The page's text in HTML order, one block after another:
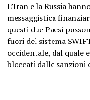
L’Iran e la Russia
messaggistica
questi due Paesi
fuori del sistema
occidentale, dal quale
bloccati dalle sanzioni